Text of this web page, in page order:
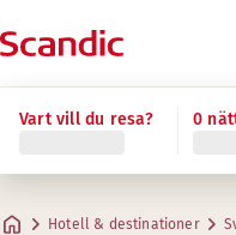
Vart vill du resa? 0
Hotell & destinationer